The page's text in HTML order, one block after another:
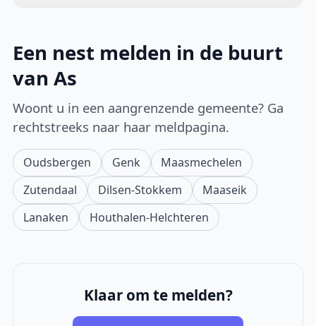
Een nest melden in de buurt
van As
Woont u in een aangrenzende gemeente? Ga
rechtstreeks naar haar meldpagina.
Oudsbergen Genk
Maasmechelen
Zutendaal
Dilsen-Stokkem
Maaseik
Lanaken
Houthalen-Helchteren
Klaar om te melden?